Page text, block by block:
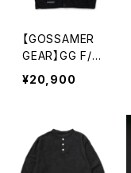
【GOSSAMER
GEAR】GG F/B
Polartec® Alp
ha® Direct Ve
¥20,900